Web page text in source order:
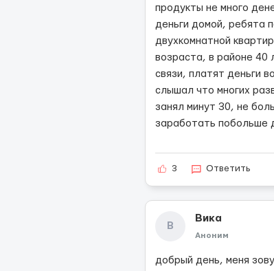
продукты не много
деньги домой, ребята
двухкомнатной
возраста, в районе 40
связи, платят деньги
слышал что многих
занял минут 30, не
заработать побольше
3 Ответить
В
Вика
Аноним
добрый день, меня